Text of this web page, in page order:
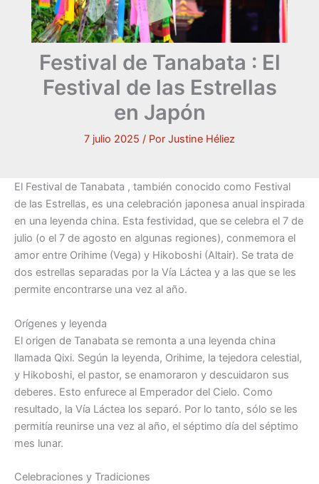
Festival de Tanabata : El
Festival de las Estrellas
en Japón
7 julio 2025 / Por Justine Héliez
El Festival de Tanabata , también conocido como Festival
de las Estrellas, es una celebración japonesa anual inspirada
en una leyenda china. Esta festividad, que se celebra el 7 de
julio (o el 7 de agosto en algunas regiones), conmemora el
amor entre Orihime (Vega) y Hikoboshi (Altair). Se trata de
dos estrellas separadas por la Vía Láctea y a las que se les
permite encontrarse una vez al año.
Orígenes y leyenda
El origen de Tanabata se remonta a una leyenda china
llamada Qixi. Según la leyenda, Orihime, la tejedora celestial,
y Hikoboshi, el pastor, se enamoraron y descuidaron sus
deberes. Esto enfurece al Emperador del Cielo. Como
resultado, la Vía Láctea los separó. Por lo tanto, sólo se les
permitía reunirse una vez al año, el séptimo día del séptimo
mes lunar.
Celebraciones y Tradiciones